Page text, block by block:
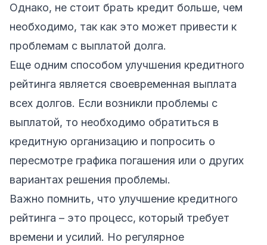
Однако, не стоит брать кредит больше, чем
необходимо, так как это может привести к
проблемам с выплатой долга.
Еще одним способом улучшения кредитного
рейтинга является своевременная выплата
всех долгов. Если возникли проблемы с
выплатой, то необходимо обратиться в
кредитную организацию и попросить о
пересмотре графика погашения или о других
вариантах решения проблемы.
Важно помнить, что улучшение кредитного
рейтинга – это процесс, который требует
времени и усилий. Но регулярное